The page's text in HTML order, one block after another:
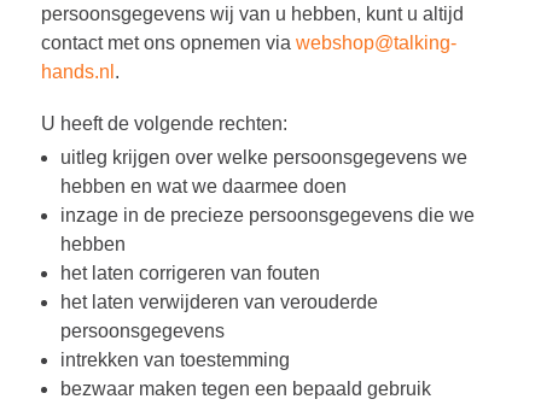
persoonsgegevens wij van u hebben, kunt u altijd
contact met ons opnemen via webshop@talking-
hands.nl .
U heeft de volgende rechten:
uitleg krijgen over welke persoonsgegevens we
hebben en wat we daarmee doen
inzage in de precieze persoonsgegevens die we
hebben
het laten corrigeren van fouten
het laten verwijderen van verouderde
persoonsgegevens
intrekken van toestemming
bezwaar maken tegen een bepaald gebruik